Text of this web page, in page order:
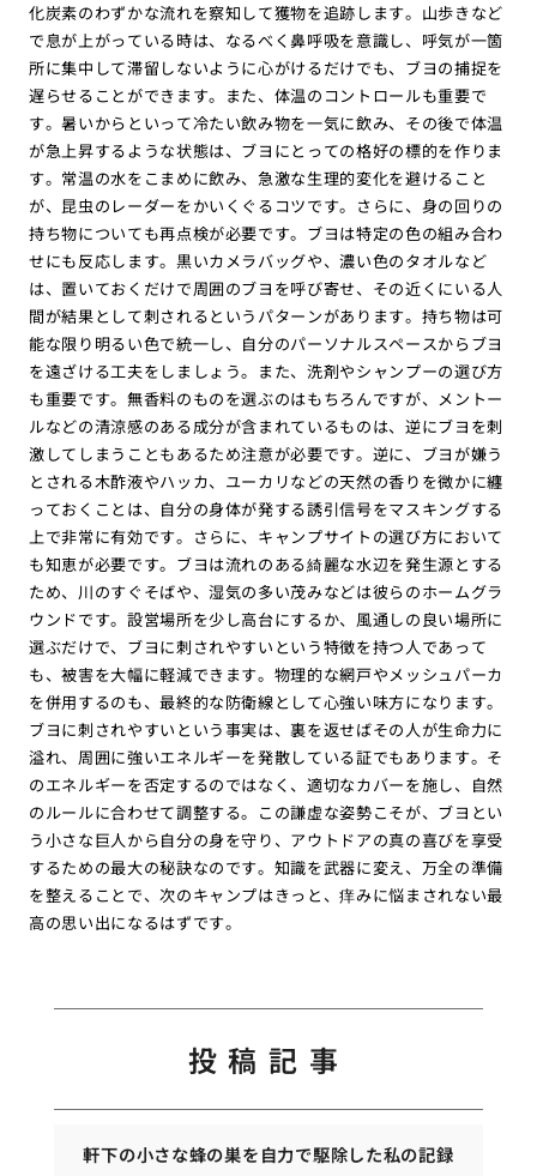
化炭素のわずかな流れを察知して獲物を追跡します。山歩きなど
で息が上がっている時は、なるべく鼻呼吸を意識し、呼気が一箇
所に集中して滞留しないように心がけるだけでも、ブヨの捕捉を
遅らせることができます。また、体温のコントロールも重要で
す。暑いからといって冷たい飲み物を一気に飲み、その後で体温
が急上昇するような状態は、ブヨにとっての格好の標的を作りま
す。常温の水をこまめに飲み、急激な生理的変化を避けること
が、昆虫のレーダーをかいくぐるコツです。さらに、身の回りの
持ち物についても再点検が必要です。ブヨは特定の色の組み合わ
せにも反応します。黒いカメラバッグや、濃い色のタオルなど
は、置いておくだけで周囲のブヨを呼び寄せ、その近くにいる人
間が結果として刺されるというパターンがあります。持ち物は可
能な限り明るい色で統一し、自分のパーソナルスペースからブヨ
を遠ざける工夫をしましょう。また、洗剤やシャンプーの選び方
も重要です。無香料のものを選ぶのはもちろんですが、メントー
ルなどの清涼感のある成分が含まれているものは、逆にブヨを刺
激してしまうこともあるため注意が必要です。逆に、ブヨが嫌う
とされる木酢液やハッカ、ユーカリなどの天然の香りを微かに纏
っておくことは、自分の身体が発する誘引信号をマスキングする
上で非常に有効です。さらに、キャンプサイトの選び方において
も知恵が必要です。ブヨは流れのある綺麗な水辺を発生源とする
ため、川のすぐそばや、湿気の多い茂みなどは彼らのホームグラ
ウンドです。設営場所を少し高台にするか、風通しの良い場所に
選ぶだけで、ブヨに刺されやすいという特徴を持つ人であって
も、被害を大幅に軽減できます。物理的な網戸やメッシュパーカ
を併用するのも、最終的な防衛線として心強い味方になります。
ブヨに刺されやすいという事実は、裏を返せばその人が生命力に
溢れ、周囲に強いエネルギーを発散している証でもあります。そ
のエネルギーを否定するのではなく、適切なカバーを施し、自然
のルールに合わせて調整する。この謙虚な姿勢こそが、ブヨとい
う小さな巨人から自分の身を守り、アウトドアの真の喜びを享受
するための最大の秘訣なのです。知識を武器に変え、万全の準備
を整えることで、次のキャンプはきっと、痒みに悩まされない最
高の思い出になるはずです。
投稿記事
軒下の小さな蜂の巣を自力で駆除した私の記録